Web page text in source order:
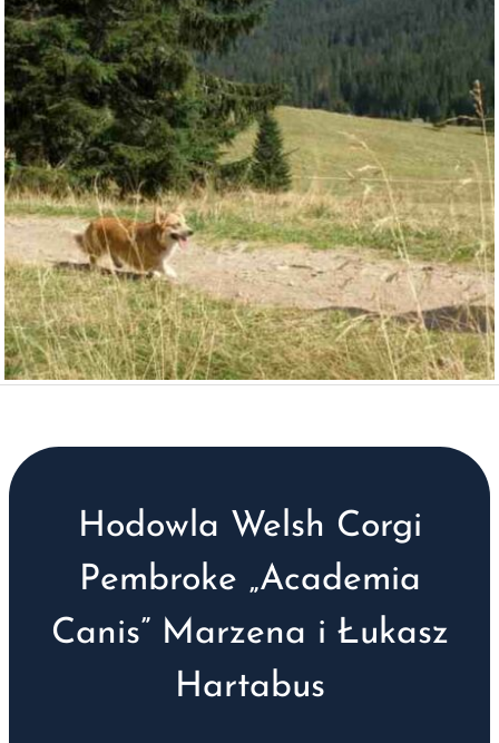
Hodowla Welsh Corgi
Pembroke „Academia
Canis” Marzena i Łukasz
Hartabus